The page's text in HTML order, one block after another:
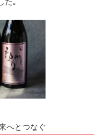
た｡
へとつなぐ